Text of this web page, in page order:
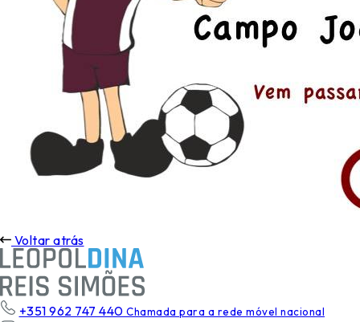
Voltar atrás
+351 962 747 440 Chamada para a rede móvel nacional